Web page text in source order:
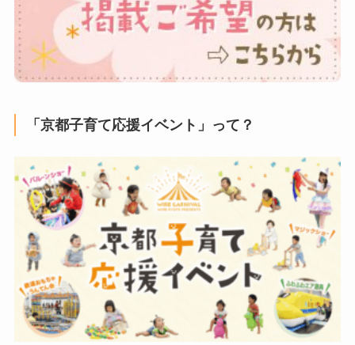
「京都子育て応援イベント」って？